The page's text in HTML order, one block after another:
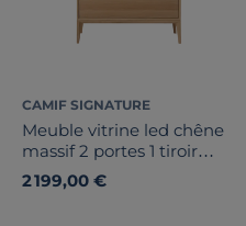
CAMIF SIGNATURE
Meuble vitrine led chêne
massif 2 portes 1 tiroir
Charles
2 199,00 €
Largeur
Hauteur